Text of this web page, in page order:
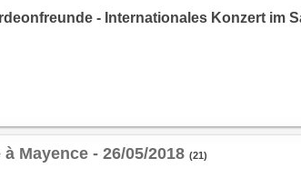
- Internationales Konzert im
Mayence - 26/05/2018 (21)